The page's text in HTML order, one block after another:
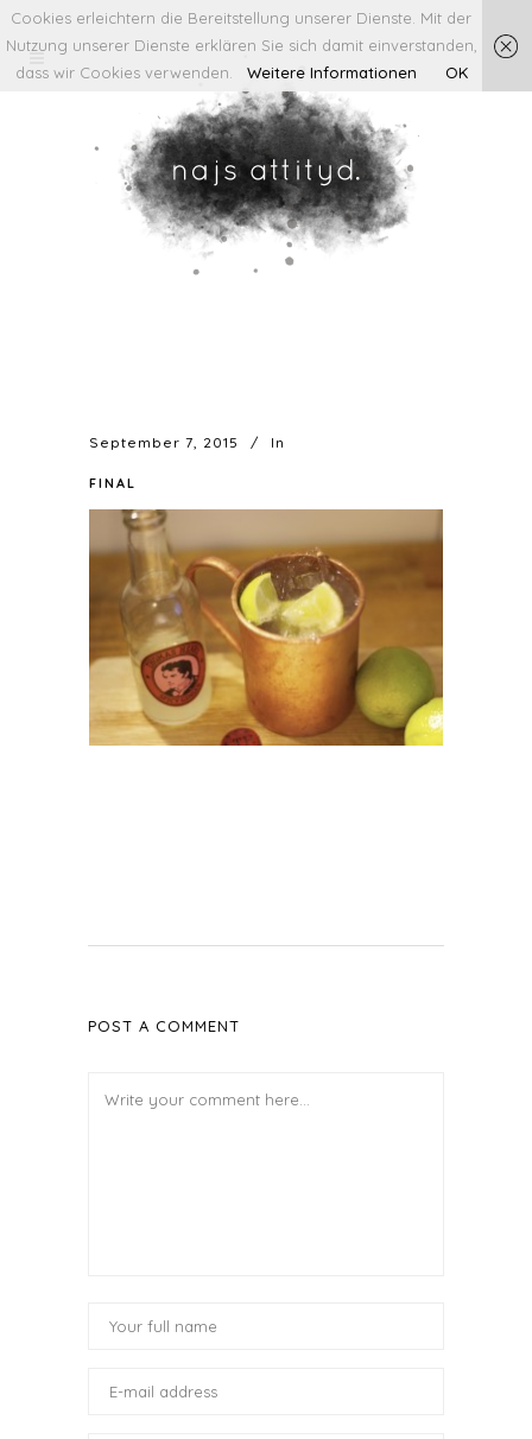
September 7, 2015 In
FINAL
POST A COMMENT
Cookies erleichtern die Bereitstellung unserer Dienste. Mit der
Nutzung unserer Dienste erklären Sie sich damit einverstanden,
dass wir Cookies verwenden.
Weitere Informationen OK